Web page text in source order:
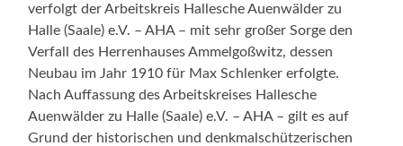
verfolgt der Arbeitskreis Hallesche Auenwälder zu
Halle (Saale) e.V. – AHA – mit sehr großer Sorge den
Verfall des Herrenhauses Ammelgoßwitz, dessen
Neubau im Jahr 1910 für Max Schlenker erfolgte.
Nach Auffassung des Arbeitskreises Hallesche
Auenwälder zu Halle (Saale) e.V. – AHA – gilt es auf
Grund der historischen und denkmalschützerischen